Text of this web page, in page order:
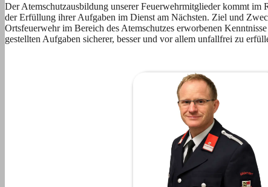
Der Atemschutzausbildung unserer Feuerwehrmitglieder kommt im
der Erfüllung ihrer Aufgaben im Dienst am Nächsten. Ziel und
Ortsfeuerwehr im Bereich des Atemschutzes erworbenen
gestellten Aufgaben sicherer, besser und vor allem unfallfrei zu